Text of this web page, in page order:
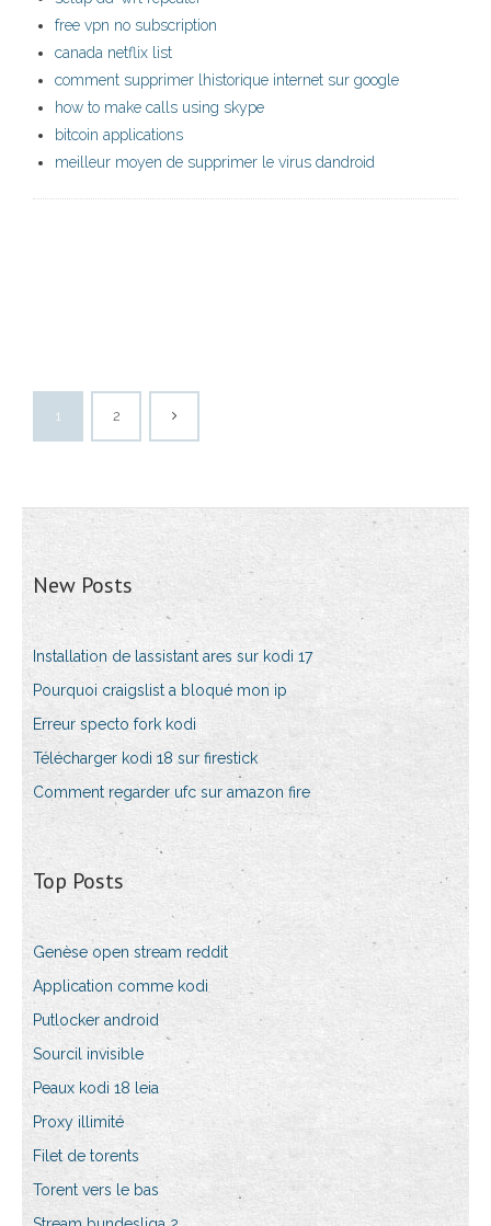
free vpn no subscription
canada netflix list
comment supprimer lhistorique internet sur google
how to make calls using skype
bitcoin applications
meilleur moyen de supprimer le virus dandroid
1 2
New Posts
Installation de lassistant ares sur kodi 17
Pourquoi craigslist a bloqué mon ip
Erreur specto fork kodi
Télécharger kodi 18 sur firestick
Comment regarder ufc sur amazon fire
Top Posts
Genèse open stream reddit
Application comme kodi
Putlocker android
Sourcil invisible
Peaux kodi 18 leia
Proxy illimité
Filet de torents
Torent vers le bas